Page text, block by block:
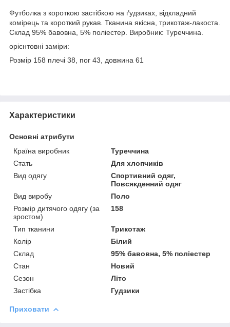
Футболка з короткою застібкою на ґудзиках, відкладний
комірець та короткий рукав. Тканина якісна, трикотаж-лакоста.
Склад 95% бавовна, 5% поліестер. Виробник: Туреччина.
орієнтовні заміри:
Розмір 158 плечі 38, пог 43, довжина 61
Характеристики
Основні атрибути
Країна виробник
Туреччина
Стать
Для хлопчиків
Вид одягу
Спортивний одяг,
Повсякденний одяг
Вид виробу
Поло
Розмір дитячого одягу (за
зростом)
158
Тип тканини
Трикотаж
Колір
Білий
Склад
95% бавовна, 5% поліестер
Стан
Новий
Сезон
Літо
Застібка
Гудзики
Приховати